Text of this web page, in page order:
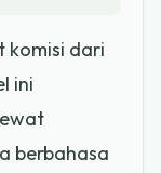
komisi dari
ini
berbahasa